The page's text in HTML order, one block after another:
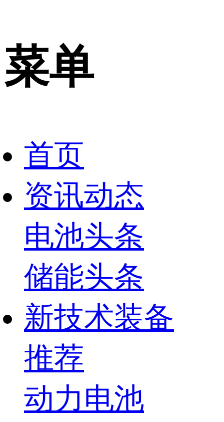
菜单
首页
资讯动态
电池头条
储能头条
新技术装备
推荐
动力电池